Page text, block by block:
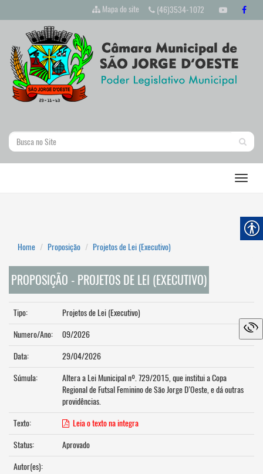
Mapa do site (46)3534-1072
Home Proposição Projetos de Lei (Executivo)
PROPOSIÇÃO - PROJETOS DE LEI (EXECUTIVO)
Tipo:
Projetos de Lei (Executivo)
Numero/Ano:
09/2026
Data:
29/04/2026
Súmula:
Altera a Lei Municipal nº. 729/2015, que institui a Copa
Regional de Futsal Feminino de São Jorge D’Oeste, e dá outras
providências.
Texto:
Leia o texto na integra
Status:
Aprovado
Autor(es):